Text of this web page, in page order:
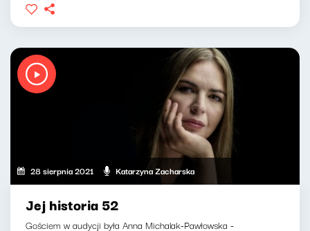
28 sierpnia 2021 Katarzyna Zacharska
Jej historia 52
Gościem w audycji była Anna Michalak-Pawłowska -